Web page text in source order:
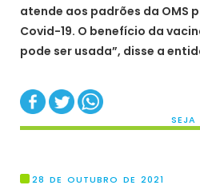
atende aos padrões da OMS
Covid-19. O benefício da
pode ser usada”, disse a
SEJA
28 DE OUTUBRO DE 2021